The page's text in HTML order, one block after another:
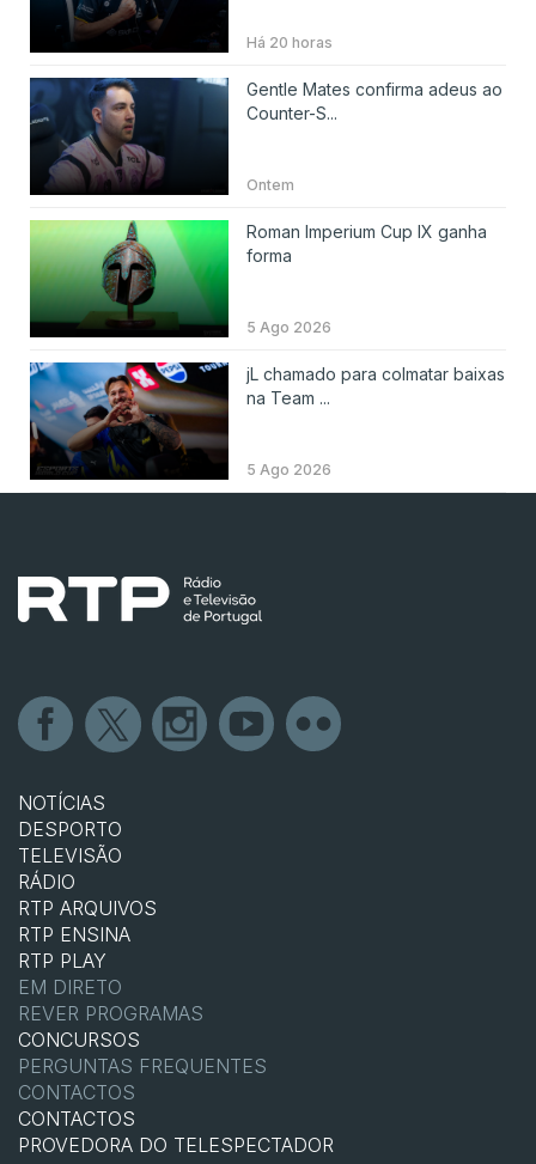
Há 20 horas
Gentle Mates confirma adeus ao
Counter-S...
Ontem
Roman Imperium Cup IX ganha
forma
5 Ago 2026
jL chamado para colmatar baixas
na Team ...
5 Ago 2026
NOTÍCIAS
DESPORTO
TELEVISÃO
RÁDIO
RTP ARQUIVOS
RTP ENSINA
RTP PLAY
EM DIRETO
REVER PROGRAMAS
CONCURSOS
PERGUNTAS FREQUENTES
CONTACTOS
CONTACTOS
PROVEDORA DO TELESPECTADOR